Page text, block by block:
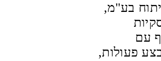
בע"מ,
העסקיות
עם
פעולות,